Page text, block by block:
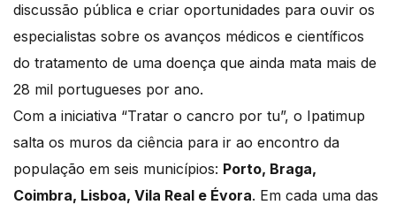
discussão pública e criar oportunidades para ouvir os
especialistas sobre os avanços médicos e científicos
do tratamento de uma doença que ainda mata mais de
28 mil portugueses por ano.
Com a iniciativa “Tratar o cancro por tu”, o Ipatimup
salta os muros da ciência para ir ao encontro da
população em seis municípios: Porto, Braga,
Coimbra, Lisboa, Vila Real e Évora. Em cada uma das